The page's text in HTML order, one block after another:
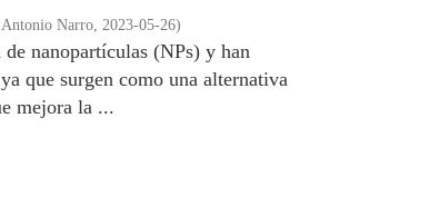
Narro, 2023-05-26)
nanopartículas (NPs) y han
que surgen como una alternativa
mejora la ...